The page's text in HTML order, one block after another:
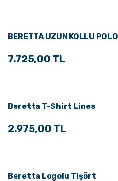
BERETTA UZUN KOLLU POLO
7.725,00 TL
Beretta T-Shirt Lines
2.975,00 TL
Beretta Logolu Tişört